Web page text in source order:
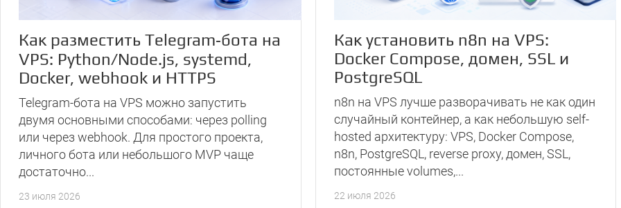
Как разместить Telegram‑бота на
VPS: Python/Node.js, systemd,
Docker, webhook и HTTPS
Telegram-бота на VPS можно запустить
двумя основными способами: через polling
или через webhook. Для простого проекта,
личного бота или небольшого MVP чаще
достаточно...
23 июля 2026
Как установить n8n на VPS:
Docker Compose, домен, SSL и
PostgreSQL
n8n на VPS лучше разворачивать не как один
случайный контейнер, а как небольшую self-
hosted архитектуру: VPS, Docker Compose,
n8n, PostgreSQL, reverse proxy, домен, SSL,
постоянные volumes,...
22 июля 2026